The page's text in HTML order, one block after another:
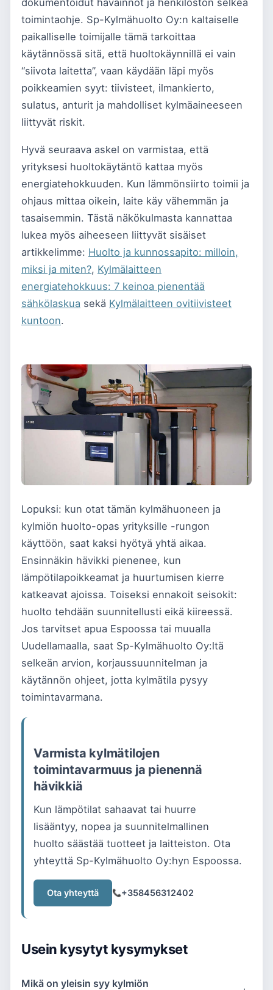
toimintaohje. Sp-Kylmähuolto Oy:n kaltaiselle
paikalliselle toimijalle tämä tarkoittaa
käytännössä sitä, että huoltokäynnillä ei vain
“siivota laitetta”, vaan käydään läpi myös
poikkeamien syyt: tiivisteet, ilmankierto,
sulatus, anturit ja mahdolliset kylmäaineeseen
liittyvät riskit.
Hyvä seuraava askel on varmistaa, että
yrityksesi huoltokäytäntö kattaa myös
energiatehokkuuden. Kun lämmönsiirto toimii ja
ohjaus mittaa oikein, laite käy vähemmän ja
tasaisemmin. Tästä näkökulmasta kannattaa
lukea myös aiheeseen liittyvät sisäiset
artikkelimme: Huolto ja kunnossapito: milloin,
miksi ja miten?, Kylmälaitteen
energiatehokkuus: 7 keinoa pienentää
sähkölaskua sekä Kylmälaitteen ovitiivisteet
kuntoon.
Lopuksi: kun otat tämän kylmähuoneen ja
kylmiön huolto-opas yrityksille -rungon
käyttöön, saat kaksi hyötyä yhtä aikaa.
Ensinnäkin hävikki pienenee, kun
lämpötilapoikkeamat ja huurtumisen kierre
katkeavat ajoissa. Toiseksi ennakoit seisokit:
huolto tehdään suunnitellusti eikä kiireessä.
Jos tarvitset apua Espoossa tai muualla
Uudellamaalla, saat Sp-Kylmähuolto Oy:ltä
selkeän arvion, korjaussuunnitelman ja
käytännön ohjeet, jotta kylmätila pysyy
toimintavarmana.
Varmista kylmätilojen
toimintavarmuus ja pienennä
hävikkiä
Kun lämpötilat sahaavat tai huurre
lisääntyy, nopea ja suunnitelmallinen
huolto säästää tuotteet ja laitteiston. Ota
yhteyttä Sp-Kylmähuolto Oy:hyn Espoossa.
Ota yhteyttä +358456312402
Usein kysytyt kysymykset
Mikä on yleisin syy kylmiön